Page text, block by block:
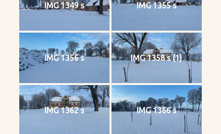
IMG 1349 s IMG 1355 s
IMG 1356 s IMG 1358 s (1)
IMG 1362 s IMG 1366 s